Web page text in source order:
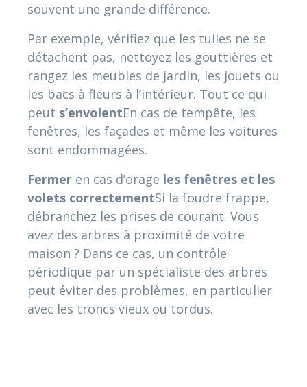
souvent une grande différence.
Par exemple, vérifiez que les tuiles ne se
détachent pas, nettoyez les gouttières et
rangez les meubles de jardin, les jouets ou
les bacs à fleurs à l’intérieur. Tout ce qui
peut s’envolentEn cas de tempête, les
fenêtres, les façades et même les voitures
sont endommagées.
Fermer en cas d’orage les fenêtres et les
volets correctementSi la foudre frappe,
débranchez les prises de courant. Vous
avez des arbres à proximité de votre
maison ? Dans ce cas, un contrôle
périodique par un spécialiste des arbres
peut éviter des problèmes, en particulier
avec les troncs vieux ou tordus.